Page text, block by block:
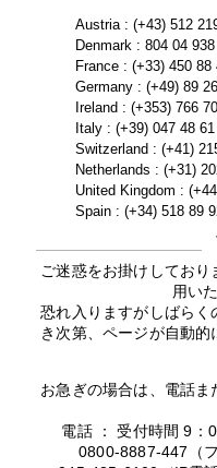
Austria : (+43) 512
Denmark : 804 04 938
France : (+33) 450 88
Germany : (+49) 89
Ireland : (+353) 766
Italy : (+39) 047 48
Switzerland : (+41)
Netherlands : (+31)
United Kingdom :
Spain : (+34) 518 89
ご迷惑をお掛けしてお
用い
恐れ入りますがしばら
き次第、ページが自動
お急ぎの場合は、電話
電話 ： 受付時間 9：
0800-8887-447（